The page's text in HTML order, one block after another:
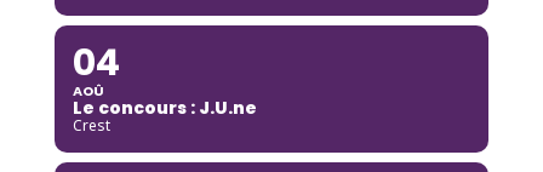
04
AOÛ
Le concours : J.U.ne
Crest